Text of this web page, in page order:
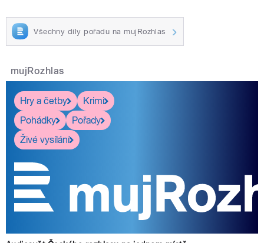
Všechny díly pořadu na mujRozhlas
mujRozhlas
Hry a četby
Krimi
Pohádky
Pořady
Živé vysílání